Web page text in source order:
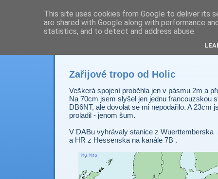
Prdec - Pardubice
Zařijové tropo od Holic
Veškerá spojení proběhla jen v pásmu 2m a
Na 70cm jsem slyšel jen jednu francouzskou
DB6NT, ale dovolat se mi nepodařilo. A 23cm
proladil - jenom šum.
V DABu vyhrávaly stanice z Wuerttemberska
a HR z Hessenska na kanále 7B .
This site uses cookies from Google to deliver its
are shared with Google along with performance
statistics, and to detect and address abuse.